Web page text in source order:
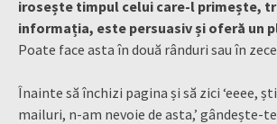
irosește timpul celui care-l primește,
informația, este persuasiv și oferă un
Poate face asta în două rânduri sau în
Înainte să închizi pagina și să zici ‘eeee,
mailuri, n-am nevoie de asta,’ gândește-